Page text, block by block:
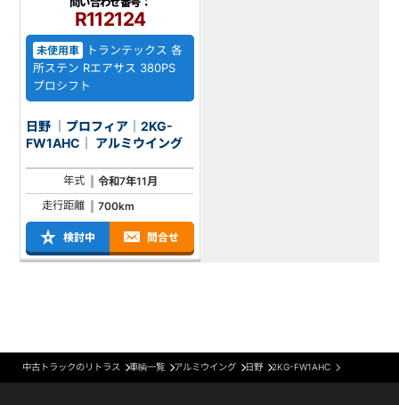
R112124
未使用車
トランテックス 各
所ステン Rエアサス 380PS
プロシフト
日野 ｜プロフィア｜2KG-
FW1AHC｜ アルミウイング
年式
令和7年11月
走行距離
700km
検討中 問合せ
中古トラックのリトラス 車輌一覧 アルミウイング 日野 2KG-FW1AHC